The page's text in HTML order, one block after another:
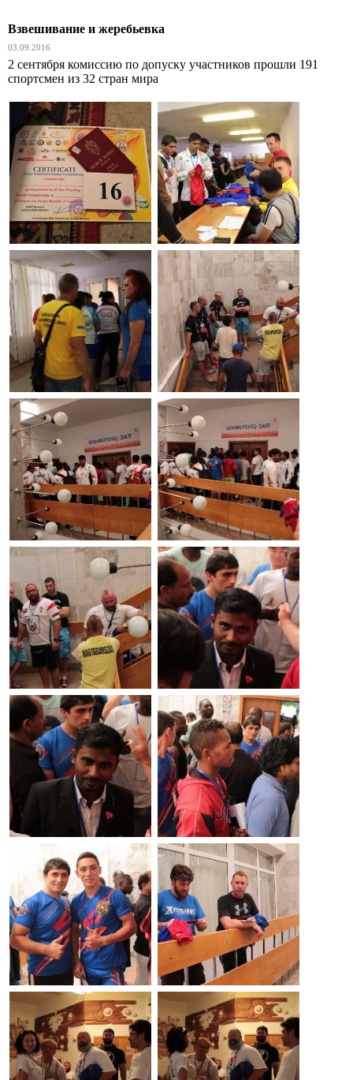
Взвешивание и жеребьевка
03.09.2016
2 сентября комиссию по допуску участников прошли 191
спортсмен из 32 стран мира